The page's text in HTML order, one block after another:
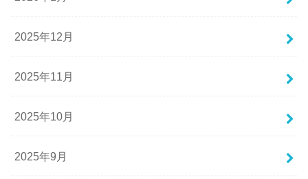
2025年12月
2025年11月
2025年10月
2025年9月